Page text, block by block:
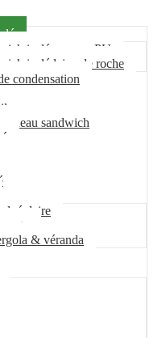
isolé mousse PU
isolé laine de roche
condensation
sandwich
& véranda